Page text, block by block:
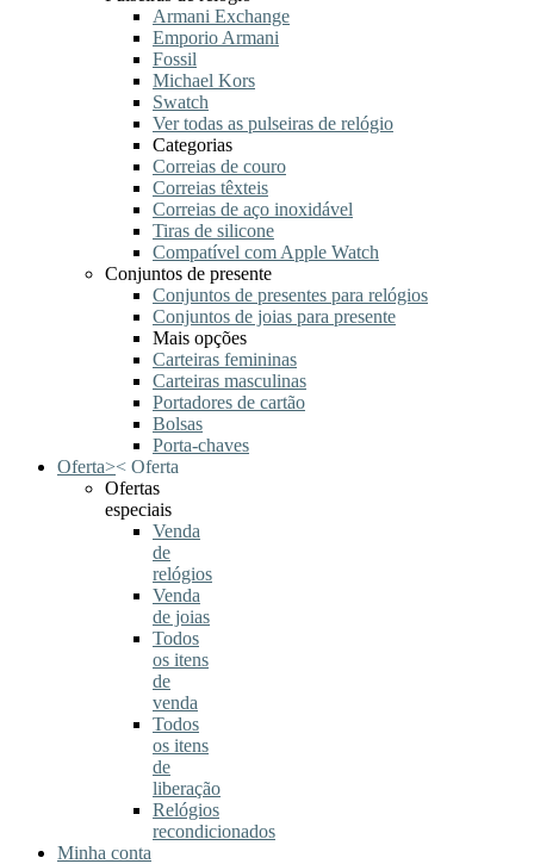
Armani Exchange
Emporio Armani
Fossil
Michael Kors
Swatch
Ver todas as pulseiras de relógio
Categorias
Correias de couro
Correias têxteis
Correias de aço inoxidável
Tiras de silicone
Compatível com Apple Watch
Conjuntos de presente
Conjuntos de presentes para relógios
Conjuntos de joias para presente
Mais opções
Carteiras femininas
Carteiras masculinas
Portadores de cartão
Bolsas
Porta-chaves
Oferta>< Oferta
Ofertas
especiais
Venda
de
relógios
Venda
de joias
Todos
os itens
de
venda
Todos
os itens
de
liberação
Relógios
recondicionados
Minha conta